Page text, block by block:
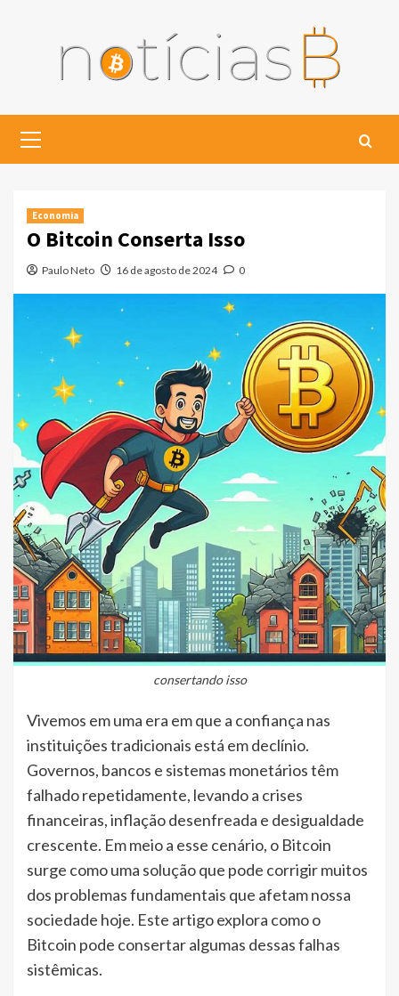
Menu
Economia
O Bitcoin Conserta Isso
Paulo Neto 16 de agosto de 2024 0
consertando isso
Vivemos em uma era em que a confiança nas
instituições tradicionais está em declínio.
Governos, bancos e sistemas monetários têm
falhado repetidamente, levando a crises
financeiras, inflação desenfreada e desigualdade
crescente. Em meio a esse cenário, o Bitcoin
surge como uma solução que pode corrigir muitos
dos problemas fundamentais que afetam nossa
sociedade hoje. Este artigo explora como o
Bitcoin pode consertar algumas dessas falhas
sistêmicas.